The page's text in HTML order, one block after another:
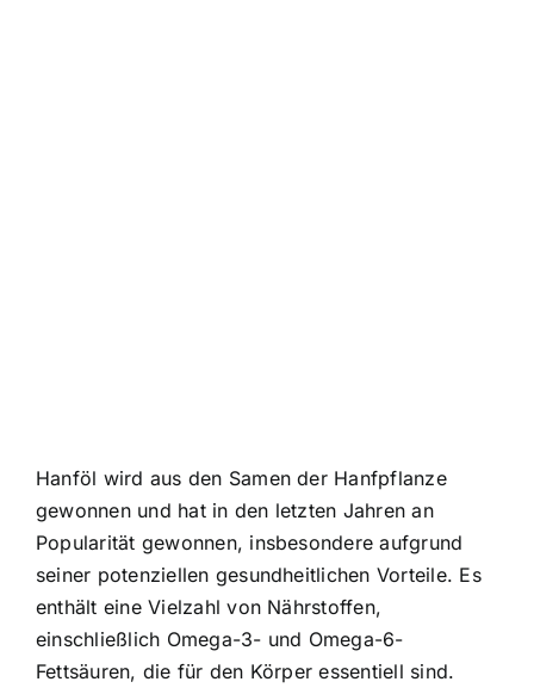
Hanföl wird aus den Samen der Hanfpflanze
gewonnen und hat in den letzten Jahren an
Popularität gewonnen, insbesondere aufgrund
seiner potenziellen gesundheitlichen Vorteile. Es
enthält eine Vielzahl von Nährstoffen,
einschließlich Omega-3- und Omega-6-
Fettsäuren, die für den Körper essentiell sind.